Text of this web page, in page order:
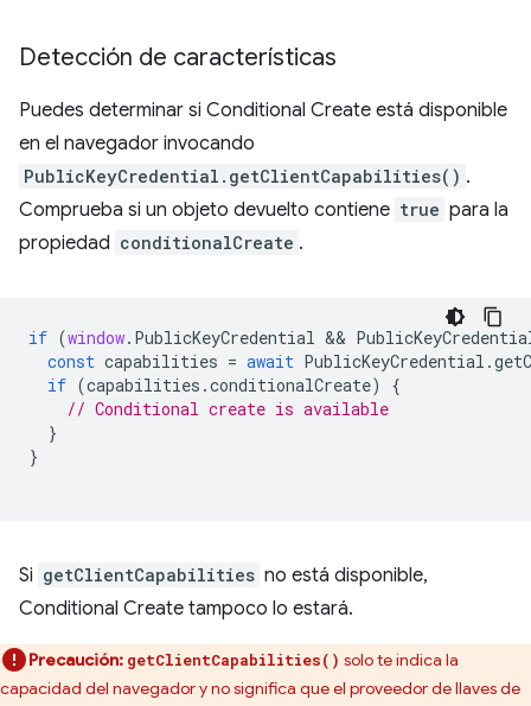
Detección de características
Puedes determinar si Conditional Create está disponible
en el navegador invocando
PublicKeyCredential.getClientCapabilities() .
Comprueba si un objeto devuelto contiene true para la
propiedad conditionalCreate .
if (window. PublicKeyCredential &&
const capabilities = await PublicKeyCredential .
if (capabilities .conditionalCreate)
{
// Conditional create is available
}
}
Si getClientCapabilities no está disponible,
Conditional Create tampoco lo estará.
Precaución: getClientCapabilities() solo te indica la
capacidad del navegador y no significa que el proveedor de llaves de